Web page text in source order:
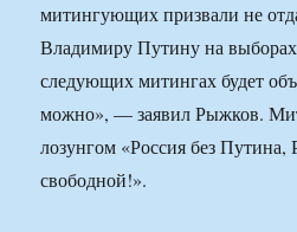
митингующих призвали не
Владимиру Путину на
следующих митингах будет
можно», — заявил Рыжков.
лозунгом «Россия без Путина,
свободной!».